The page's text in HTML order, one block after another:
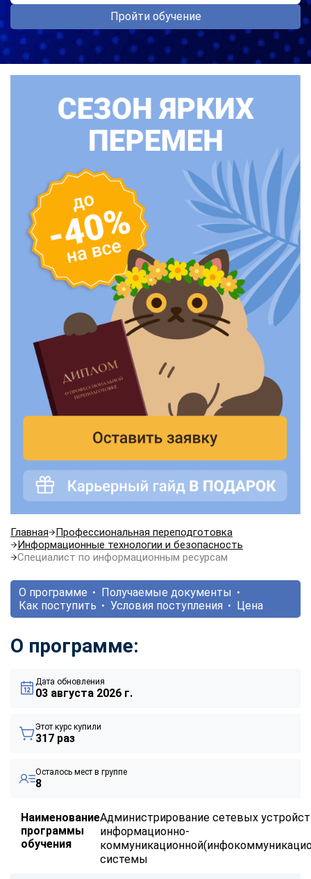
Пройти обучение
Главная
Профессиональная переподготовка
Информационные технологии и безопасность
Специалист по информационным ресурсам
О программе
Получаемые документы
Как поступить
Условия поступления Цена
О программе:
Дата обновления
03 августа 2026 г.
Этот курс купили
317 раз
Осталось мест в группе
8
Наименование
программы
обучения
Администрирование сетевых
информационно-
системы